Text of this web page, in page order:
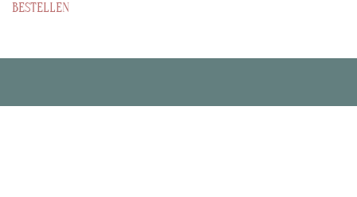
BESTELLEN